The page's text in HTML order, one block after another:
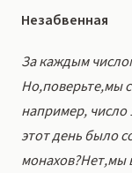
Незабвенная
За каждым
Но,поверьте,мы
например, число
этот день было
монахов?Нет,мы